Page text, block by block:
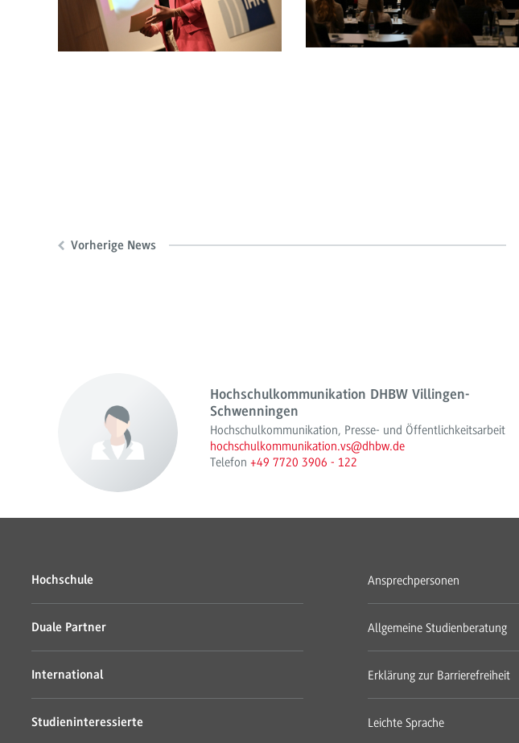
Vorherige News
Hochschulkommunikation DHBW Villingen-
Schwenningen
Hochschulkommunikation, Presse- und Öffentlichkeitsarbeit
hochschulkommunikation.vs@dhbw.de
Telefon +49 7720 3906 - 122
Hochschule
Duale Partner
International
Studieninteressierte
Ansprechpersonen
Allgemeine Studienberatung
Erklärung zur Barrierefreiheit
Leichte Sprache